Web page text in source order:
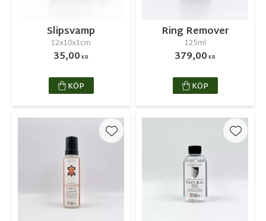
Slipsvamp
12x10x1cm
35,00KR
KÖP
Ring Remover
125ml
379,00KR
KÖP
Lägg till i favoriter Lägg